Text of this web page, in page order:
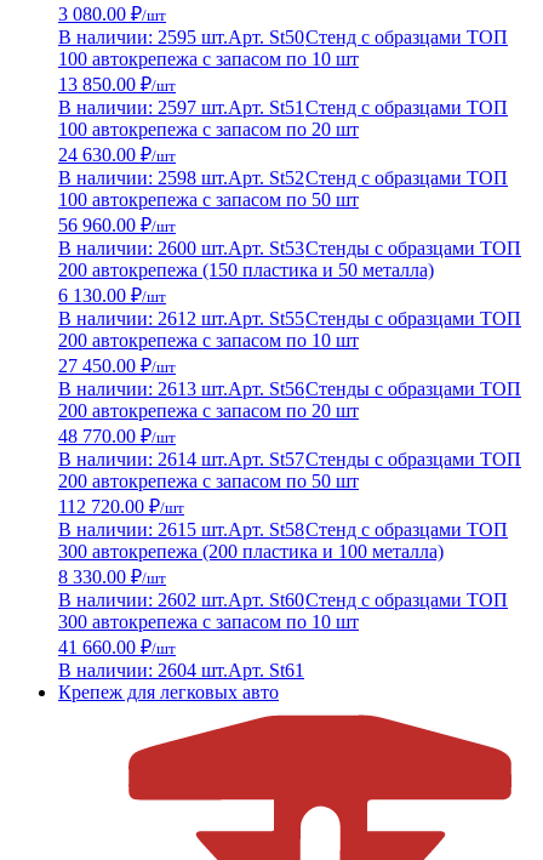
3 080.00 ₽/шт
В наличии: 2595 шт.Арт. St50Стенд с образцами ТОП
100 автокрепежа с запасом по 10 шт
13 850.00 ₽/шт
В наличии: 2597 шт.Арт. St51 Стенд с образцами ТОП
100 автокрепежа с запасом по 20 шт
24 630.00 ₽/шт
В наличии: 2598 шт.Арт. St52Стенд с образцами ТОП
100 автокрепежа с запасом по 50 шт
56 960.00 ₽/шт
В наличии: 2600 шт.Арт. St53Стенды с образцами ТОП
200 автокрепежа (150 пластика и 50 металла)
6 130.00 ₽/шт
В наличии: 2612 шт.Арт. St55Стенды с образцами ТОП
200 автокрепежа с запасом по 10 шт
27 450.00 ₽/шт
В наличии: 2613 шт.Арт. St56Стенды с образцами ТОП
200 автокрепежа с запасом по 20 шт
48 770.00 ₽/шт
В наличии: 2614 шт.Арт. St57Стенды с образцами ТОП
200 автокрепежа с запасом по 50 шт
112 720.00 ₽/шт
В наличии: 2615 шт.Арт. St58Стенд с образцами ТОП
300 автокрепежа (200 пластика и 100 металла)
8 330.00 ₽/шт
В наличии: 2602 шт.Арт. St60Стенд с образцами ТОП
300 автокрепежа с запасом по 10 шт
41 660.00 ₽/шт
В наличии: 2604 шт.Арт. St61
Крепеж для легковых авто